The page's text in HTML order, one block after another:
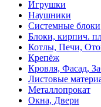
Игрушки
Наушники
Системные блоки
Блоки, кирпич.
Котлы, Печи,
Крепёж
Кровля, Фасад,
Листовые
Металлопрокат
Окна, Двери